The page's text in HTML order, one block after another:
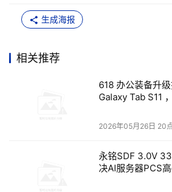
加快制造强国、网络强国和数字中
高质量发展增添新动能。在此背景
慧与能量,为实现国家整体战略目标添
作为数字经济发展的核心底座之一,“
展的核心生产力。目前,我国算力规
好算力的规划、生产、调度和使用,
生成海报
相关推荐
618 办公装备升
Galaxy Tab S11
2026年05月26日 20
永铭SDF 3.0V
决AI服务器PCS